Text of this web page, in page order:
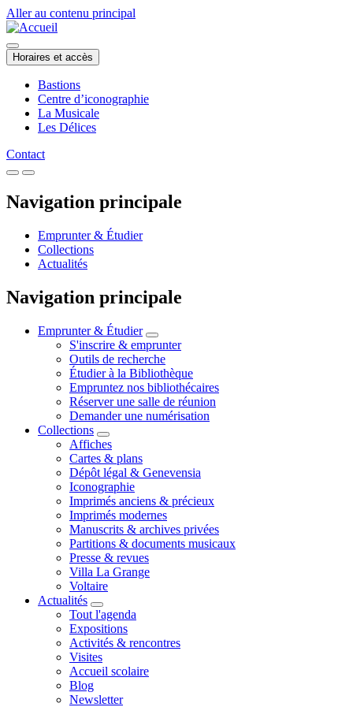
Aller au contenu principal
Horaires et accès
Bastions
Centre d’iconographie
La Musicale
Les Délices
Contact
Navigation principale
Emprunter & Étudier
Collections
Actualités
Navigation principale
Emprunter & Étudier
S'inscrire & emprunter
Outils de recherche
Étudier à la Bibliothèque
Empruntez nos bibliothécaires
Réserver une salle de réunion
Demander une numérisation
Collections
Affiches
Cartes & plans
Dépôt légal & Genevensia
Iconographie
Imprimés anciens & précieux
Imprimés modernes
Manuscrits & archives privées
Partitions & documents musicaux
Presse & revues
Villa La Grange
Voltaire
Actualités
Tout l'agenda
Expositions
Activités & rencontres
Visites
Accueil scolaire
Blog
Newsletter